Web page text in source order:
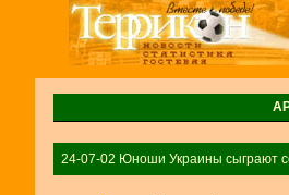
24-07-02 Юноши Украины сыграют